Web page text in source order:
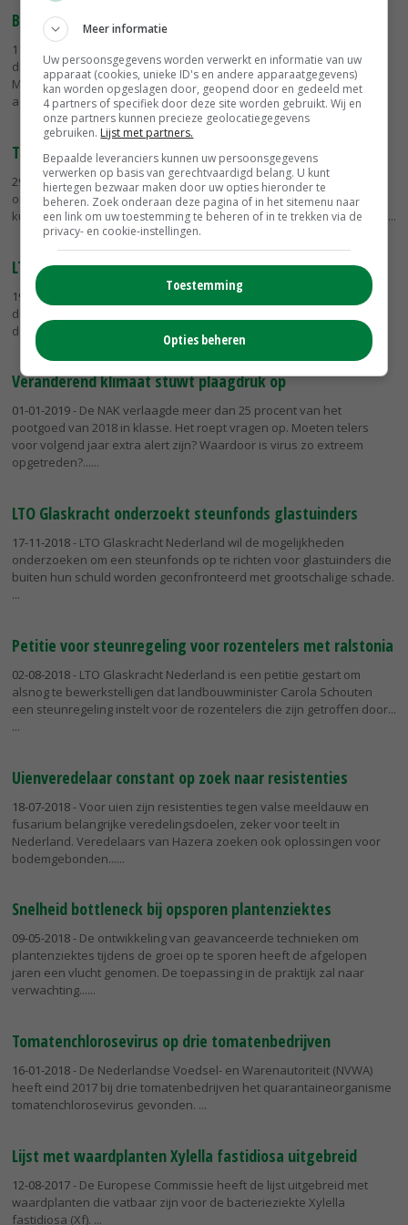
Bouwplan is goed wapen tegen chitwoodi
11-02-2019
dragen zeker bij aan de uitbannen van de quarantaineaaltjes
Meloidogyne chitwoodi en fallax. Sebastiaan ten Napel van
adviesbedrijf BodAcom...
Toets helpt telers bij beheersen erwinia
29-01-2019- De toets die in het kader van de 'Erwinia-pilot' is
ontwikkeld, is niet geschikt als keuringsinstrument. Maar telers
kunnen er wel goed partijen mee toetsen die bestemd zijn voor de...
LTO wil risicoafdekking in Plantgezondheidswet
19-01-2019
- LTO Nederland mist in de nieuwe Plantgezondheidswet
de mogelijkheid om de risico's op schadelijke organismen goed af te
dekken.
Veranderend klimaat stuwt plaagdruk op
01-01-2019- De NAK verlaagde meer dan 25 procent van het
pootgoed van 2018 in klasse. Het roept vragen op. Moeten telers
voor volgend jaar extra alert zijn? Waardoor is virus zo extreem
opgetreden?...
LTO Glaskracht onderzoekt steunfonds glastuinders
17-11-2018- LTO Glaskracht Nederland wil de mogelijkheden
onderzoeken om een steunfonds op te richten voor glastuinders die
buiten hun schuld worden geconfronteerd met grootschalige schade.
Petitie voor steunregeling voor rozentelers met ralstonia
02-08-2018- LTO Glaskracht Nederland is een petitie gestart om
alsnog te bewerkstelligen dat landbouwminister Carola Schouten
een steunregeling instelt voor de rozentelers die zijn getroffen door...
Uienveredelaar constant op zoek naar resistenties
18-07-2018- Voor uien zijn resistenties tegen valse meeldauw en
fusarium belangrijke veredelingsdoelen, zeker voor teelt in
Nederland. Veredelaars van Hazera zoeken ook oplossingen voor
bodemgebonden...
Snelheid bottleneck bij opsporen plantenziektes
09-05-2018- De ontwikkeling van geavanceerde technieken om
plantenziektes tijdens de groei op te sporen heeft de afgelopen
jaren een vlucht genomen. De toepassing in de praktijk zal naar
verwachting...
Tomatenchlorosevirus op drie tomatenbedrijven
16-01-2018- De Nederlandse Voedsel- en Warenautoriteit (NVWA)
heeft eind 2017 bij drie tomatenbedrijven het quarantaineorganisme
tomatenchlorosevirus gevonden.
Lijst met waardplanten Xylella fastidiosa uitgebreid
12-08-2017- De Europese Commissie heeft de lijst uitgebreid met
waardplanten die vatbaar zijn voor de bacterieziekte Xylella
fastidiosa (Xf).
Meer informatie
Uw persoonsgegevens worden verwerkt en informatie van uw
apparaat (cookies, unieke ID's en andere apparaatgegevens)
kan worden opgeslagen door, geopend door en gedeeld met
4 partners of specifiek door deze site worden gebruikt. Wij en
onze partners kunnen precieze geolocatiegegevens
gebruiken. Lijst met partners.
Bepaalde leveranciers kunnen uw persoonsgegevens
verwerken op basis van gerechtvaardigd belang. U kunt
hiertegen bezwaar maken door uw opties hieronder te
beheren. Zoek onderaan deze pagina of in het sitemenu naar
een link om uw toestemming te beheren of in te trekken via de
privacy- en cookie-instellingen.
Toestemming
Opties beheren